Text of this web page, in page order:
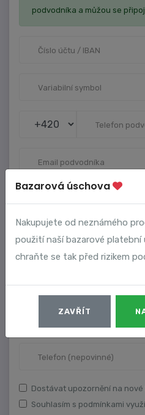
podvodníka a můžou se
VAŠE ÚDAJE
Dostávat upozornění na
Souhlasím s podmínkami
Bazarová úschova
Nakupujete od neznámého
použití naší bazarové platební
chraňte se tak před rizikem
ZAVŘÍT